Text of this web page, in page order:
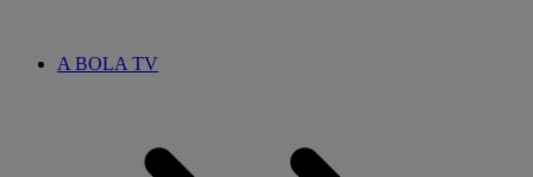
A BOLA TV